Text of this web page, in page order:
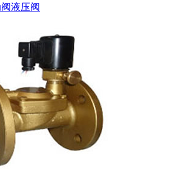
液压阀